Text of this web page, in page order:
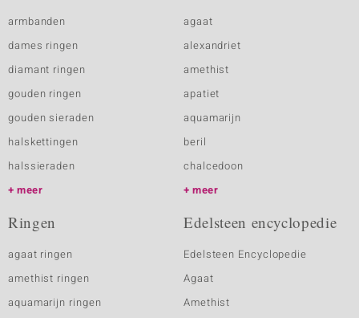
armbanden
dames ringen
diamant ringen
gouden ringen
gouden sieraden
halskettingen
halssieraden
meer
agaat
alexandriet
amethist
apatiet
aquamarijn
beril
chalcedoon
meer
Ringen
agaat ringen
amethist ringen
aquamarijn ringen
Edelsteen encyclopedie
Edelsteen Encyclopedie
Agaat
Amethist